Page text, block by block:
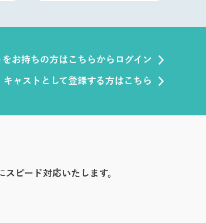
お持ちの方はこちらからログイン
キャストとして登録する方はこちら
ピード対応いたします。